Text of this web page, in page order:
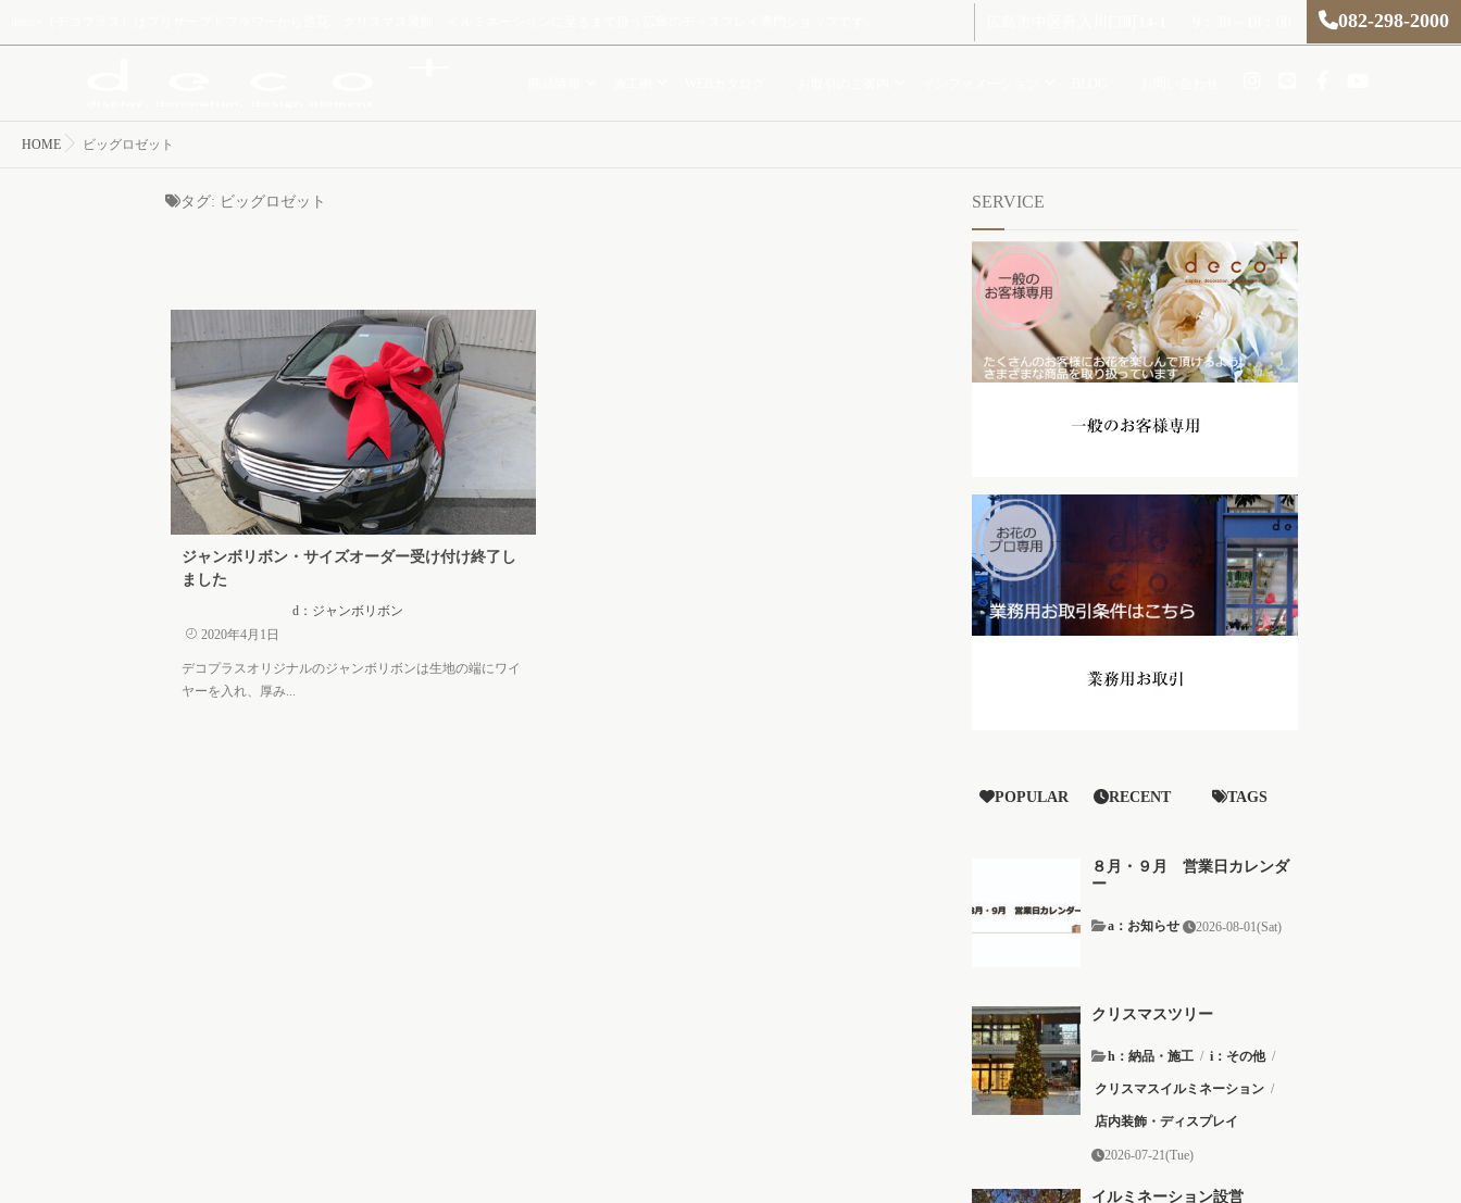
082-298-2000
HOME ビッグロゼット
タグ: ビッグロゼット
ジャンボリボン・サイズオーダー受け付け終了し
ました
d：ジャンボリボン
2020年4月1日
デコプラスオリジナルのジャンボリボンは生地の端にワイ
ヤーを入れ、厚み...
SERVICE
POPULAR RECENT TAGS
８月・９月 営業日カレンダ
ー
a：お知らせ 2026-08-01(Sat)
クリスマスツリー
h：納品・施工 / i：その他 /
クリスマスイルミネーション /
店内装飾・ディスプレイ
2026-07-21(Tue)
イルミネーション設営